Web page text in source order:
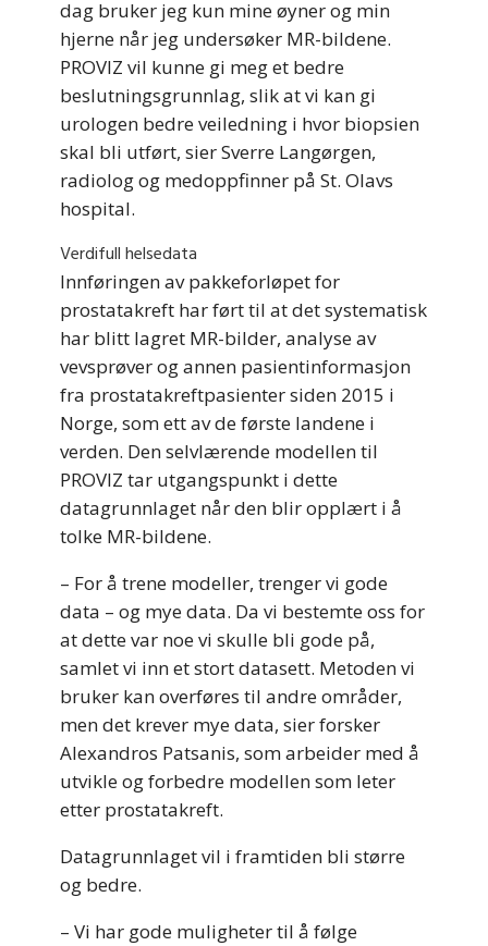
dag bruker jeg kun mine øyner og min
hjerne når jeg undersøker MR-bildene.
PROVIZ vil kunne gi meg et bedre
beslutningsgrunnlag, slik at vi kan gi
urologen bedre veiledning i hvor biopsien
skal bli utført, sier Sverre Langørgen,
radiolog og medoppfinner på St. Olavs
hospital.
Verdifull helsedata
Innføringen av pakkeforløpet for
prostatakreft har ført til at det systematisk
har blitt lagret MR-bilder, analyse av
vevsprøver og annen pasientinformasjon
fra prostatakreftpasienter siden 2015 i
Norge, som ett av de første landene i
verden. Den selvlærende modellen til
PROVIZ tar utgangspunkt i dette
datagrunnlaget når den blir opplært i å
tolke MR-bildene.
– For å trene modeller, trenger vi gode
data – og mye data. Da vi bestemte oss for
at dette var noe vi skulle bli gode på,
samlet vi inn et stort datasett. Metoden vi
bruker kan overføres til andre områder,
men det krever mye data, sier forsker
Alexandros Patsanis, som arbeider med å
utvikle og forbedre modellen som leter
etter prostatakreft.
Datagrunnlaget vil i framtiden bli større
og bedre.
– Vi har gode muligheter til å følge